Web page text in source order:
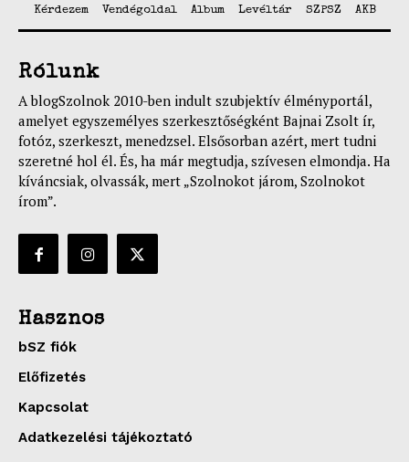
Kérdezem
Vendégoldal Album Levéltár SZPSZ AKB
Rólunk
A blogSzolnok 2010-ben indult szubjektív élményportál,
amelyet egyszemélyes szerkesztőségként Bajnai Zsolt ír,
fotóz, szerkeszt, menedzsel. Elsősorban azért, mert tudni
szeretné hol él. És, ha már megtudja, szívesen elmondja. Ha
kíváncsiak, olvassák, mert „Szolnokot járom, Szolnokot
írom”.
Hasznos
bSZ fiók
Előfizetés
Kapcsolat
Adatkezelési tájékoztató